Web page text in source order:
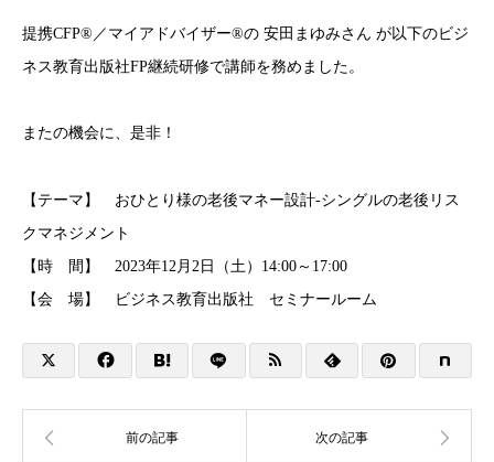
提携CFP®／マイアドバイザー®の 安田まゆみさん が以下のビジ
ネス教育出版社FP継続研修で講師を務めました。
またの機会に、是非！
【テーマ】 おひとり様の老後マネー設計-シングルの老後リス
クマネジメント
【時 間】 2023年12月2日（土）14:00～17:00
【会 場】 ビジネス教育出版社 セミナールーム